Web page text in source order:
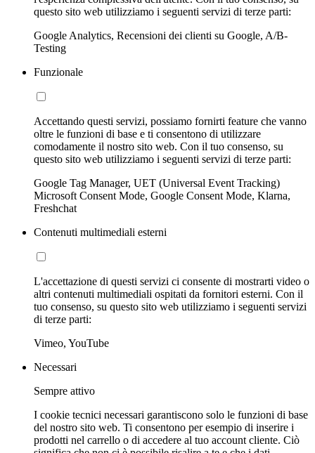
questo sito web utilizziamo i seguenti servizi di terze parti:
Google Analytics, Recensioni dei clienti su Google, A/B-
Testing
Funzionale
Accettando questi servizi, possiamo fornirti feature che vanno
oltre le funzioni di base e ti consentono di utilizzare
comodamente il nostro sito web. Con il tuo consenso, su
questo sito web utilizziamo i seguenti servizi di terze parti:
Google Tag Manager, UET (Universal Event Tracking)
Microsoft Consent Mode, Google Consent Mode, Klarna,
Freshchat
Contenuti multimediali esterni
L'accettazione di questi servizi ci consente di mostrarti video o
altri contenuti multimediali ospitati da fornitori esterni. Con il
tuo consenso, su questo sito web utilizziamo i seguenti servizi
di terze parti:
Vimeo, YouTube
Necessari
Sempre attivo
I cookie tecnici necessari garantiscono solo le funzioni di base
del nostro sito web. Ti consentono per esempio di inserire i
prodotti nel carrello o di accedere al tuo account cliente. Ciò